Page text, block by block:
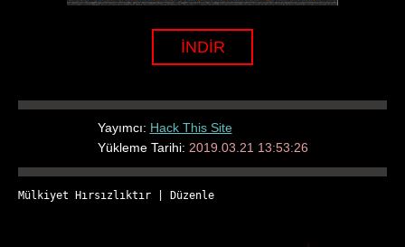
İNDİR
Yayımcı: Hack This Site
Yükleme Tarihi: 2019.03.21 13:53:26
Mülkiyet Hırsızlıktır Düzenle